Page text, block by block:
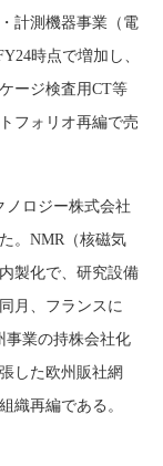
計測機器事業（電
時点で増加し、
ージ検査用CT等
フォリオ再編で売
ノロジー株式会社
。NMR（核磁気
製化で、研究設備
月、フランスに
事業の持株会社化
した欧州販社網
織再編である。